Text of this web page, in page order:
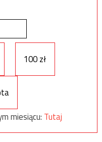
100 zł
miesiącu: Tutaj